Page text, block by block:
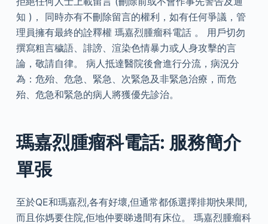
知 )， 同時亦有不刪除留言的權利，如有任何爭議，管
理員擁有最終的詮釋權 瑪嘉烈腫瘤科電話 。 用戶切勿
撰寫粗言穢語、誹謗、渲染色情暴力或人身攻擊的言
論，敬請自律。 病人抵達醫院後會進行分流，病況分
為：危殆、危急、緊急、次緊急及非緊急治療，而危
殆、危急和緊急的病人將獲優先診治。
瑪嘉烈腫瘤科電話: 服務簡介
單張
至於QE和瑪嘉烈,各有好壞,但通常都係選擇排期快果間,
而且你媽要住院,佢地仲要睇邊間有床位。 瑪嘉烈腫瘤科